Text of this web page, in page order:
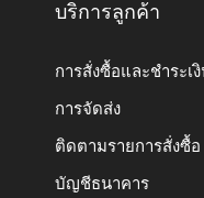
บริการลูกค้า
การสั่งซื้อและชำระเ
การจัดส่ง
ติดตามรายการสั่งซื้อ
บัญชีธนาคาร